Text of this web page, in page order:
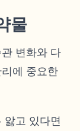
물
변화와 다
에 중요한
앓고 있다면